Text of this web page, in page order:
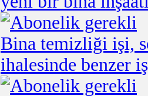
Bina temizliği işi,
ihalesinde benzer